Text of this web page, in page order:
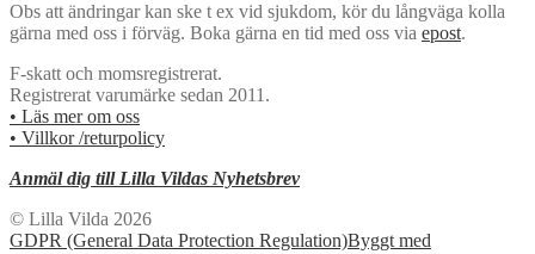
Obs att ändringar kan ske t ex vid sjukdom, kör du långväga kolla
gärna med oss i förväg. Boka gärna en tid med oss via epost.
F-skatt och momsregistrerat.
Registrerat varumärke sedan 2011.
• Läs mer om oss
• Villkor /returpolicy
Anmäl dig till Lilla Vildas Nyhetsbrev
© Lilla Vilda 2026
GDPR (General Data Protection Regulation)Byggt med